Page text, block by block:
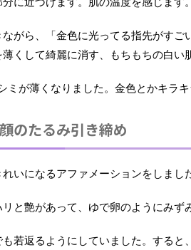
がら、
「金色に光ってる指先がす
くして綺麗に消す、もちもちの白い
ミが薄くなりました。金色とかキラ
のたるみ引き締め
いになるアファメーションをしまし
リと艶があって、ゆで卵のようにみず
若返るようにしていました。すると